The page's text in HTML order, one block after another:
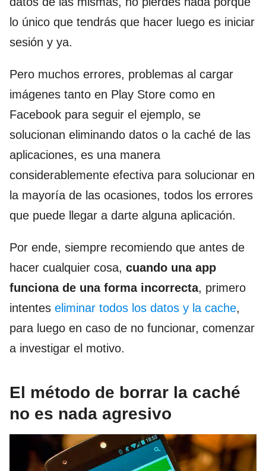
lo único que tendrás que hacer luego es iniciar
sesión y ya.
Pero muchos errores, problemas al cargar
imágenes tanto en Play Store como en
Facebook para seguir el ejemplo, se
solucionan eliminando datos o la caché de las
aplicaciones, es una manera
considerablemente efectiva para solucionar en
la mayoría de las ocasiones, todos los errores
que puede llegar a darte alguna aplicación.
Por ende, siempre recomiendo que antes de
hacer cualquier cosa, cuando una app
funciona de una forma incorrecta, primero
intentes eliminar todos los datos y la cache,
para luego en caso de no funcionar, comenzar
a investigar el motivo.
El método de borrar la caché
no es nada agresivo